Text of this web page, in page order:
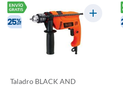
Taladro BLACK AND